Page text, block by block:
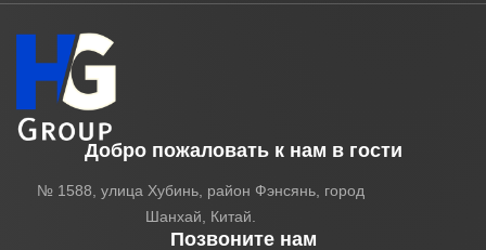
Добро пожаловать к нам в гости
№ 1588, улица Хубинь, район Фэнсянь, город
Шанхай, Китай.
Позвоните нам